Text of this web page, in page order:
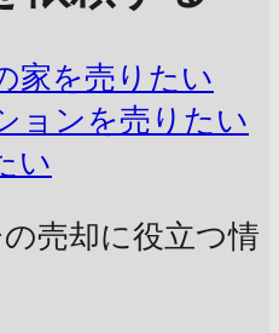
家を売りたい
ョンを売りたい
い
売却に役立つ情